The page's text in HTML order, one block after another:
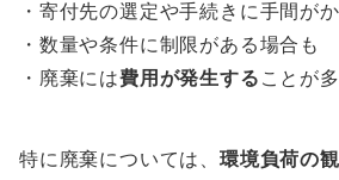
・寄付先の選定や手続きに手間が
・数量や条件に制限がある場合も
・廃棄には費用が発生する ことが
特に廃棄については、 環境負荷の